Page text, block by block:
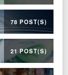
78 POST(S)
21 POST(S)